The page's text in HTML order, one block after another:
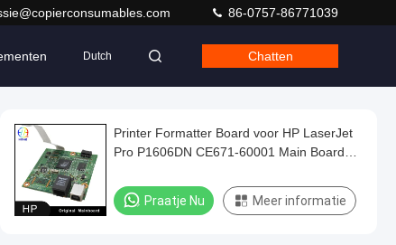
86-0757-86771039
Dutch Chatten
Printer Formatter Board voor HP LaserJet
Pro P1606DN CE671-60001 Main Board
Praatje Nu Meer informatie